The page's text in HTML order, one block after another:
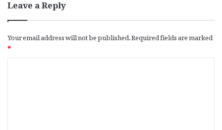
Leave a Reply
Your email address will not be published.Required fields are marked
*